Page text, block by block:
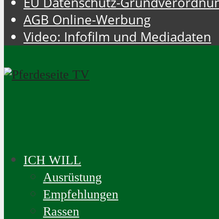
AGB Online-Werbung
Video: Infofilm und Mediadaten
ICH WILL
Ausrüstung
Empfehlungen
Rassen